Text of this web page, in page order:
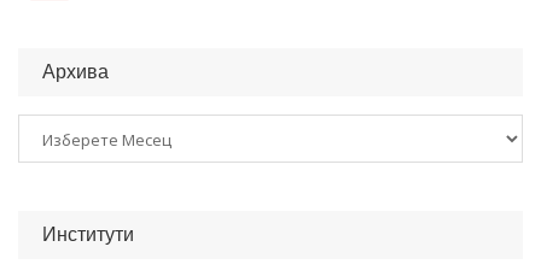
Архива
Институти